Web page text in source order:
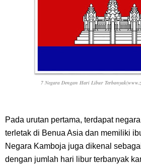
7 Negara Dengan Hari Libur
Pada urutan pertama, terdapat
terletak di Benua Asia dan memiliki
Negara Kamboja juga dikenal
dengan jumlah hari libur terbanyak